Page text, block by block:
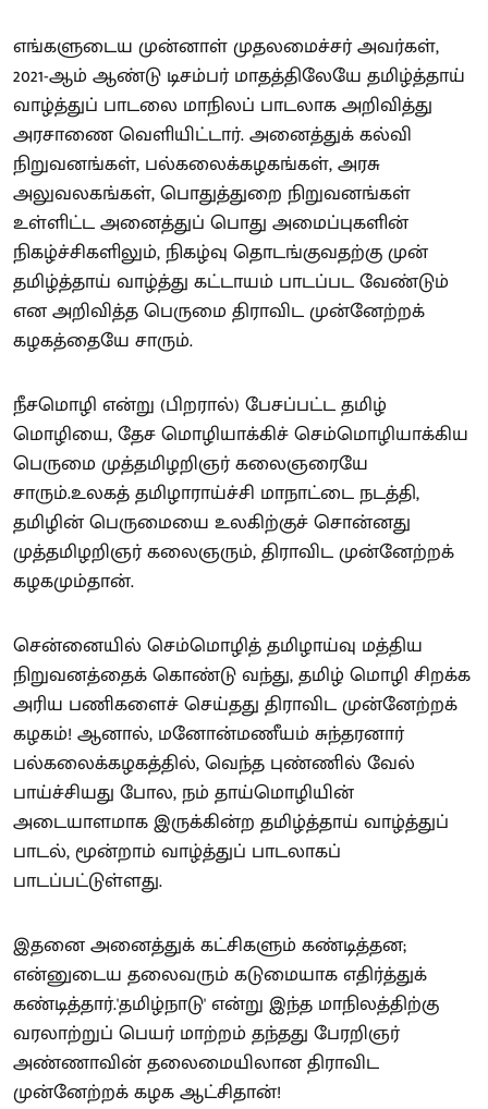
எங்களுடைய முன்னாள் முதலமைச்சர் அவர்கள்,
2021-ஆம் ஆண்டு டிசம்பர் மாதத்திலேயே தமிழ்த்தாய்
வாழ்த்துப் பாடலை மாநிலப் பாடலாக அறிவித்து
அரசாணை வெளியிட்டார். அனைத்துக் கல்வி
நிறுவனங்கள், பல்கலைக்கழகங்கள், அரசு
அலுவலகங்கள், பொதுத்துறை நிறுவனங்கள்
உள்ளிட்ட அனைத்துப் பொது அமைப்புகளின்
நிகழ்ச்சிகளிலும், நிகழ்வு தொடங்குவதற்கு முன்
தமிழ்த்தாய் வாழ்த்து கட்டாயம் பாடப்பட வேண்டும்
என அறிவித்த பெருமை திராவிட முன்னேற்றக்
கழகத்தையே சாரும்.
நீசமொழி என்று (பிறரால்) பேசப்பட்ட தமிழ்
மொழியை, தேச மொழியாக்கிச் செம்மொழியாக்கிய
பெருமை முத்தமிழறிஞர் கலைஞரையே
சாரும்.உலகத் தமிழாராய்ச்சி மாநாட்டை நடத்தி,
தமிழின் பெருமையை உலகிற்குச் சொன்னது
முத்தமிழறிஞர் கலைஞரும், திராவிட முன்னேற்றக்
கழகமும்தான்.
சென்னையில் செம்மொழித் தமிழாய்வு மத்திய
நிறுவனத்தைக் கொண்டு வந்து, தமிழ் மொழி சிறக்க
அரிய பணிகளைச் செய்தது திராவிட முன்னேற்றக்
கழகம்! ஆனால், மனோன்மணீயம் சுந்தரனார்
பல்கலைக்கழகத்தில், வெந்த புண்ணில் வேல்
பாய்ச்சியது போல, நம் தாய்மொழியின்
அடையாளமாக இருக்கின்ற தமிழ்த்தாய் வாழ்த்துப்
பாடல், மூன்றாம் வாழ்த்துப் பாடலாகப்
பாடப்பட்டுள்ளது.
இதனை அனைத்துக் கட்சிகளும் கண்டித்தன;
என்னுடைய தலைவரும் கடுமையாக எதிர்த்துக்
கண்டித்தார்.'தமிழ்நாடு' என்று இந்த மாநிலத்திற்கு
வரலாற்றுப் பெயர் மாற்றம் தந்தது பேரறிஞர்
அண்ணாவின் தலைமையிலான திராவிட
முன்னேற்றக் கழக ஆட்சிதான்!